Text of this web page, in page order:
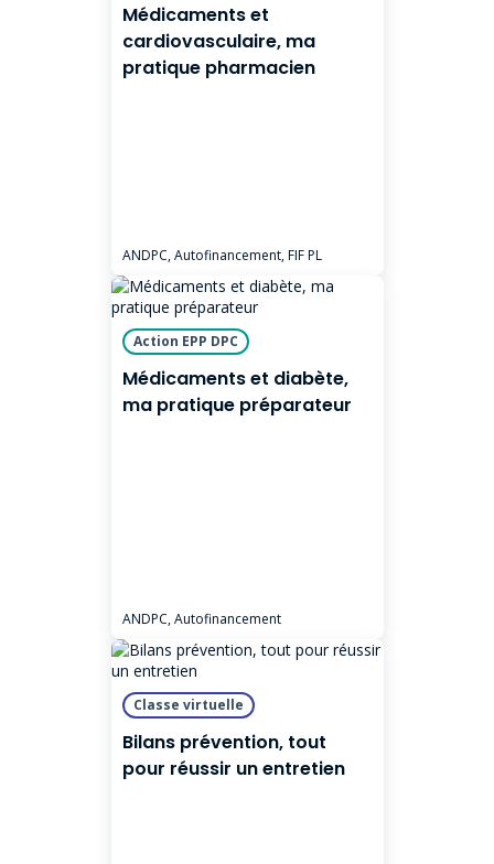
Médicaments et
cardiovasculaire, ma
pratique pharmacien
ANDPC, Autofinancement, FIF PL
Action EPP DPC
Médicaments et diabète,
ma pratique préparateur
ANDPC, Autofinancement
Classe virtuelle
Bilans prévention, tout
pour réussir un entretien